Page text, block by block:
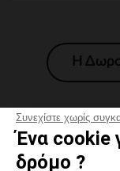
Συνεχίστε χωρίς
Ένα cookie
δρόμο ?
Η